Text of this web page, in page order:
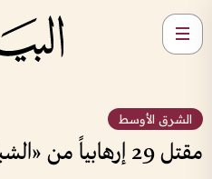
الشرق الأوسط
مقتل 29 إرهابياً من «الشباب» في وسط الصومال